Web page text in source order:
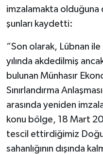
imzalamakta
şunları kaydetti:
“Son olarak, Lübnan
yılında akdedilmiş
bulunan Münhasır
Sınırlandırma
arasında yeniden
konu bölge, 18 Mart
tescil ettirdiğimiz Doğu
sahanlığının dışında